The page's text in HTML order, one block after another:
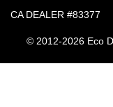
CA DEALER #83377
© 2012-2026 Eco